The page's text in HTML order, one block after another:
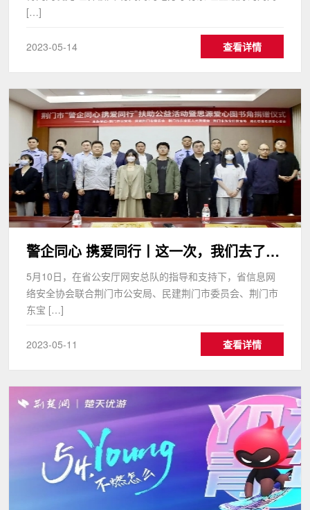
[…]
2023-05-14 查看详情
警企同心 携爱同行丨这一次，我们去了荆门
5月10日，在省公安厅网安总队的指导和支持下，省信息网
络安全协会联合荆门市公安局、民建荆门市委员会、荆门市
东宝 […]
2023-05-11 查看详情